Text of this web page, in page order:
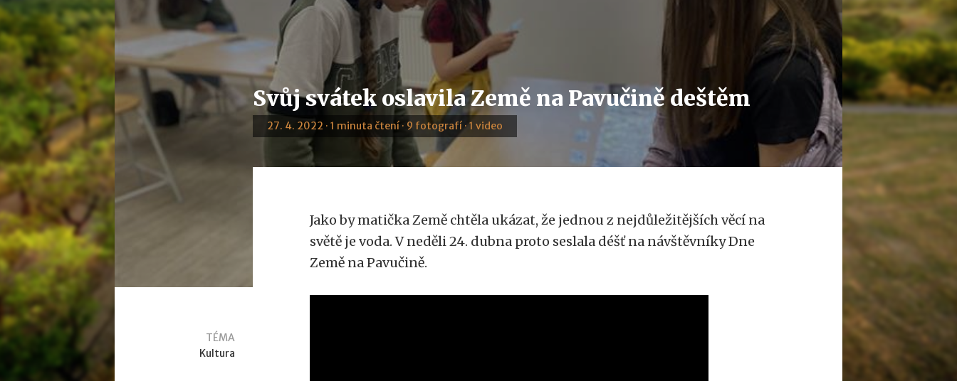
Svůj svátek oslavila Země na Pavučině deštěm
27. 4. 2022 · 1 minuta čtení · 9 fotografí · 1 video
TÉMA
Kultura
Jako by matička Země chtěla ukázat, že jednou z nejdůležitějších věcí na
světě je voda. V neděli 24. dubna proto seslala déšť na návštěvníky Dne
Země na Pavučině.